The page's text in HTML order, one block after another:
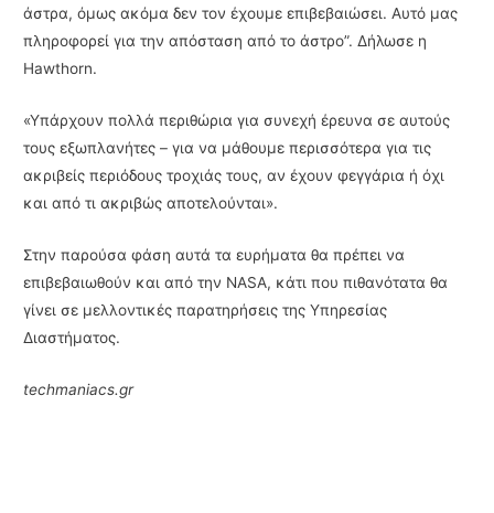
άστρα, όμως ακόμα δεν τον έχουμε επιβεβαιώσει. Αυτό μας
πληροφορεί για την απόσταση από το άστρο”. Δήλωσε η
Hawthorn.
«Υπάρχουν πολλά περιθώρια για συνεχή έρευνα σε αυτούς
τους εξωπλανήτες – για να μάθουμε περισσότερα για τις
ακριβείς περιόδους τροχιάς τους, αν έχουν φεγγάρια ή όχι
και από τι ακριβώς αποτελούνται».
Στην παρούσα φάση αυτά τα ευρήματα θα πρέπει να
επιβεβαιωθούν και από την NASA, κάτι που πιθανότατα θα
γίνει σε μελλοντικές παρατηρήσεις της Υπηρεσίας
Διαστήματος.
techmaniacs.gr